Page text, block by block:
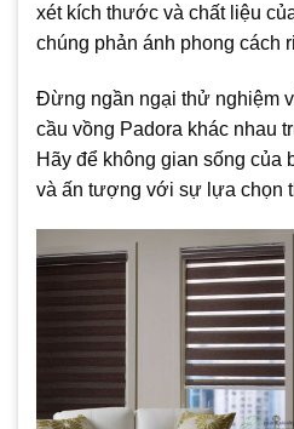
xét kích thước và chất liệu
chúng phản ánh phong cách
Đừng ngần ngại thử nghiệm
cầu vồng Padora khác nhau
Hãy để không gian sống của
và ấn tượng với sự lựa chọn